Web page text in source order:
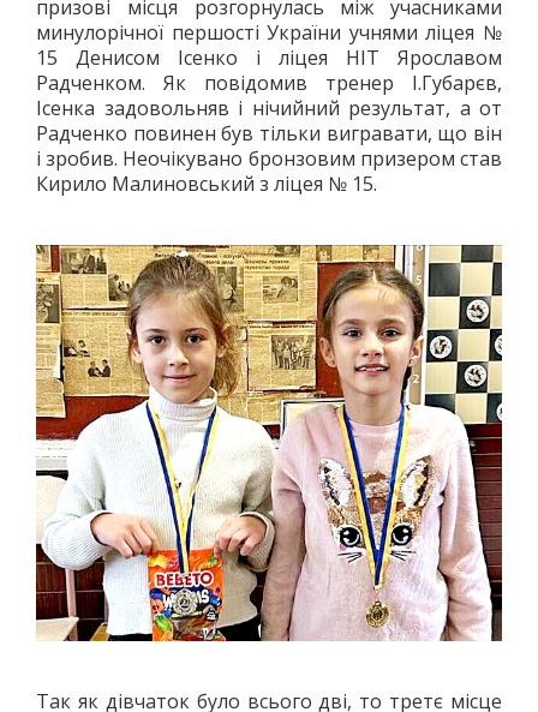
ХАПКІДО
КОМБАТАН
ЛЕГКА АТЛЕТИКА
БІГ
ХОДЬБА
СТРИБКИ ТА МЕТАННЯ
ВЕЛИКИЙ
НАСТІЛЬНИЙ
ВОДНІ ВИДИ
ПОЛО
ПЛАВАННЯ
СТРИБКИ З ТРАМПЛІНУ
СИНХРОННЕ ПЛАВАННЯ
ГРЕБЛЯ
ВОДНИЙ ТУРИЗМ
ГІМНАСТИКА
ХУДОЖНЯ
СПОРТИВНА
АКРОБАТИКА
призові місця розгорнулась між учасниками
минулорічної першості України учнями ліцея №
15 Денисом Ісенко і ліцея НІТ Ярославом
Радченком. Як повідомив тренер І.Губарєв,
Ісенка задовольняв і нічийний результат, а от
Радченко повинен був тільки вигравати, що він
і зробив. Неочікувано бронзовим призером став
Кирило Малиновський з ліцея № 15.
Так як дівчаток було всього дві, то третє місце